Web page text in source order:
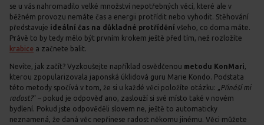
se u vás nahromadilo velké množství nepotřebných věcí, které ale v
běžném provozu nemáte čas a energii protřídit nebo vyhodit. Stěhování
představuje ideální čas na důkladné protřídění všeho, co doma máte.
Právě to by tedy mělo být prvním krokem ještě před tím, než rozložíte
krabice a začnete balit.
Nevíte, jak začít? Vyzkoušejte například osvědčenou metodu KonMari
kterou zpopularizovala japonská úklidová guru Marie Kondo. Podstata
této metody spočívá v tom, že si u každé věci položíte otázku: „ Přináší mi
radost?“ – pokud je odpověď ano, zaslouží si své místo také v novém
bydlení. Pokud jste odpověděli slovem ne, ještě to automaticky
neznamená, že daná věc nepřinese radost někomu jinému. Věci můžete